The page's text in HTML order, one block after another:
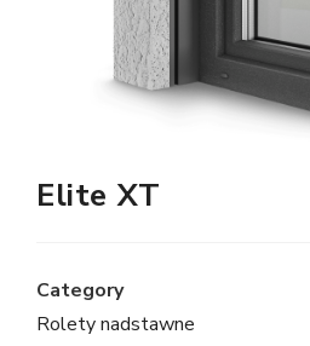
Elite XT
Category
Rolety nadstawne